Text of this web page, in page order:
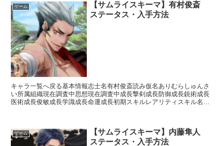
ゲーム
【サムライスキーマ】有村俊斎
ステータス・入手方法
キャラ一覧へ戻る基本情報志士名有村俊斎読み仮名ありむらしゅんさ
い所属組織現在調査中思想現在調査中成長撃剣成長防御成長銃術成長
医術成長俊敏成長学識成長命運成長初期スキルレアリティスキル名ス
ゲーム
【サムライスキーマ】内藤隼人
ステータス・入手方法